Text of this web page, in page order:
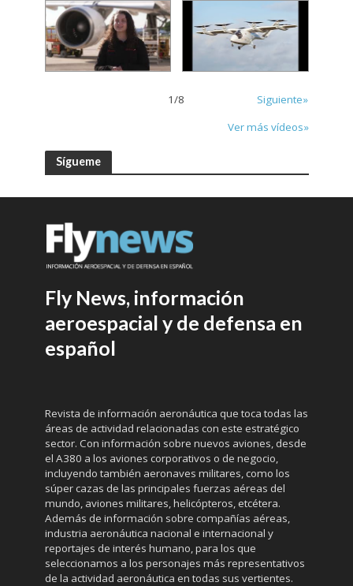
1/8
Siguiente»
Ver más vídeos»
Sígueme
Fly News, información
aeroespacial y de defensa en
español
Revista de información aeronáutica que toca todas las
áreas de actividad relacionadas con este estratégico
sector. Con información sobre nuevos aviones, desde
el A380 a los aviones corporativos o de negocio,
incluyendo también aeronaves militares, como los
súper cazas de las principales fuerzas aéreas del
mundo, aviones militares, helicópteros, etcétera.
Además de información sobre compañías aéreas,
industria aeronáutica nacional e internacional y
reportajes de interés humano, para los que
seleccionamos a los personajes más representativos
de la actividad aeronáutica en todas sus vertientes.